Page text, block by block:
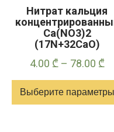
Нитрат кальция
Ca(NO3)2
(17N+32CaO)
4.00 ₾ – 78.00 ₾
Выберите параметры